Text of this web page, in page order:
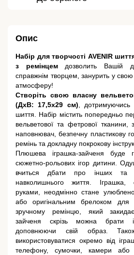
Опис
Набір для творчості AVENIR
з ремінцемдозволить Вашій
справжнім творцем, занурить у
атмосферу!
Створіть свою власну
(ДхВ: 17,5х29 см) , дотримуючись
шиття. Набір містить попередньо
вельветової та фетрової тканини,
наповнювач, безпечну пластикову
ремінь та докладну покрокову
Плюшева іграшка-зайченя буде
сюжетно-рольових ігор дитини.
вчиться дбати про інших та
навколишнього життя. Іграшка,
руками, неодмінно стане
або оригінальним брелоком для
зручному ремінцю, який
зайченя скрізь можна брати
доповнюючи свій образ.
використовуватися окремо від
телефону, сумочки, камери